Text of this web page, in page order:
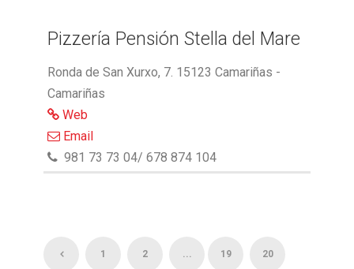
Pizzería Pensión Stella del Mare
Ronda de San Xurxo, 7. 15123 Camariñas -
Camariñas
Web
Email
981 73 73 04/ 678 874 104
1 2 ... 19 20